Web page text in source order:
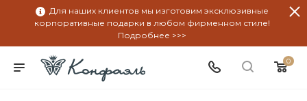
Для наших клиентов мы изготовим эксклюзивные
корпоративные подарки в любом фирменном стиле!
Подробнее >>>
0